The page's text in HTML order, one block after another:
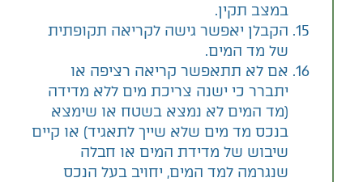
במצב תקין.
הקבלן יאפשר גישה לקריאה תקופתית
של מד המים.
אם לא תתאפשר קריאה רציפה או
יתברר כי ישנה צריכת מים ללא מדידה
(מד המים לא נמצא בשטח או שימצא
בנכס מד מים שלא שייך לתאגיד) או קיים
שיבוש של מדידת המים או חבלה
שנגרמה למד המים, יחויב בעל הנכס